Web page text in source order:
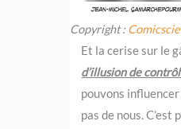
Copyright :
Et la cerise sur le
d’illusion de
pouvons
pas de nous. C’est